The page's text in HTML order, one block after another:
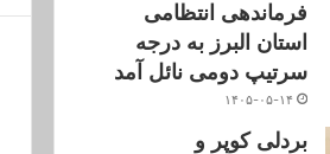
فرماندهی انتظامی
استان البرز به درجه
سرتیپ دومی نائل آمد
۱۴۰۵-۰۵-۱۴
بردلی کوپر و